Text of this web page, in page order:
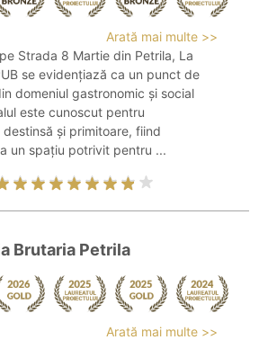
Arată mai multe >>
Strada 8 Martie din Petrila, La
se evidențiază ca un punct de
domeniul gastronomic și social
este cunoscut pentru
și primitoare, fiind
un spațiu potrivit pentru ...
Brutaria Petrila
Arată mai multe >>